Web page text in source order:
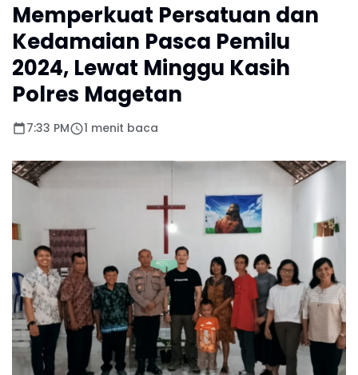
Memperkuat Persatuan dan
Kedamaian Pasca Pemilu
2024, Lewat Minggu Kasih
Polres Magetan
7:33 PM 1 menit baca